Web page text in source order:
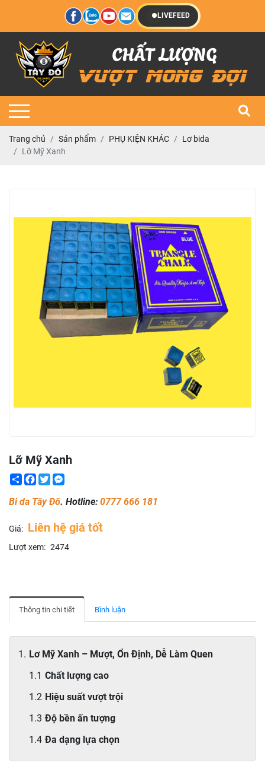
LIVEFEED
Trang chủ Sản phẩm PHỤ KIỆN KHÁC
Lơ bida
Lỡ Mỹ Xanh
Lỡ Mỹ Xanh
ShareFacebook
Twitter
Bi da Tây Đô. Hotline: 0777 666 181
Giá: Liên hệ giá tốt
Lượt xem: 2474
Thông tin chi tiết Bình luận
Lơ Mỹ Xanh – Mượt, Ổn Định, Dễ Làm Quen
Chất lượng cao
Hiệu suất vượt trội
Độ bền ấn tượng
Đa dạng lựa chọn